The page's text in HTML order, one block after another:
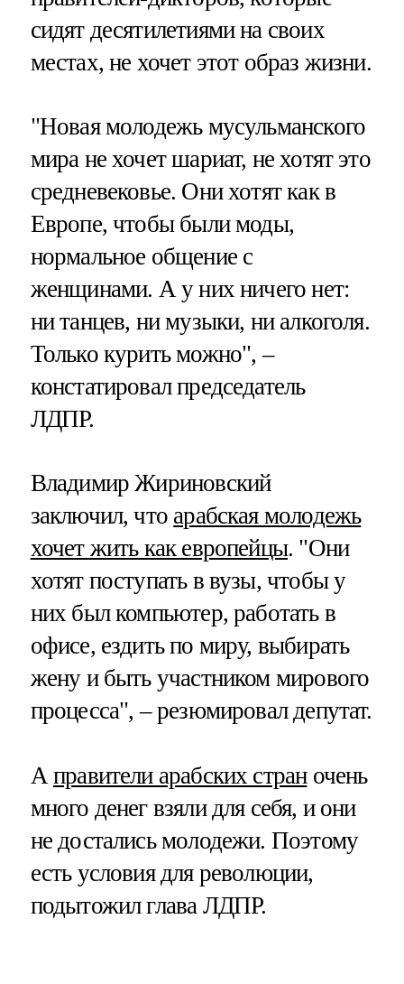
сидят десятилетиями на своих
местах, не хочет этот образ жизни.
"Новая молодежь мусульманского
мира не хочет шариат, не хотят это
средневековье. Они хотят как в
Европе, чтобы были моды,
нормальное общение с
женщинами. А у них ничего нет:
ни танцев, ни музыки, ни алкоголя.
Только курить можно", –
констатировал председатель
ЛДПР.
Владимир Жириновский
заключил, что арабская молодежь
хочет жить как европейцы. "Они
хотят поступать в вузы, чтобы у
них был компьютер, работать в
офисе, ездить по миру, выбирать
жену и быть участником мирового
процесса", – резюмировал депутат.
А правители арабских страночень
много денег взяли для себя, и они
не достались молодежи. Поэтому
есть условия для революции,
подытожил глава ЛДПР.